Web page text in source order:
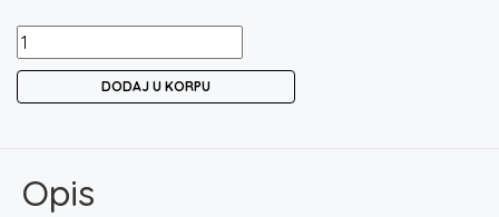
FOX
EDGES
DODAJ U KORPU
Opis